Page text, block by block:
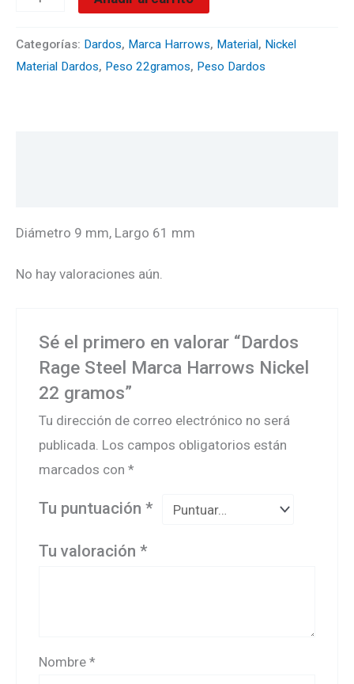
Categorías: Dardos, Marca Harrows, Material , Nickel
Material Dardos, Peso 22gramos, Peso Dardos
Diámetro 9 mm, Largo 61 mm
No hay valoraciones aún.
Sé el primero en valorar “Dardos
Rage Steel Marca Harrows Nickel
22 gramos”
Tu dirección de correo electrónico no será
publicada. Los campos obligatorios están
marcados con*
Tu puntuación*
Tu valoración*
Nombre*